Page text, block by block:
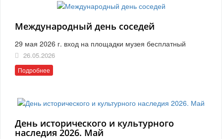
Международный день соседей
29 мая 2026 г. вход на площадки музея бесплатный
26.05.2026
Подробнее
День исторического и культурного
наследия 2026. Май